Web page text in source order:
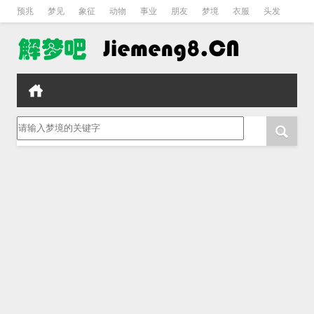
预兆 梦见 象征 动物 事业 朋友 梦境 衣服 头发
请输入梦境的关键字